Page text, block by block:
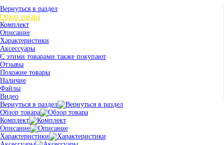
Вернуться в раздел
Обзор товара
Комплект
Описание
Характеристики
Аксессуары
С этими товарами также покупают
Отзывы
Похожие товары
Наличие
Файлы
Видео
Вернуться в раздел
Обзор товара
Комплект
Описание
Характеристики